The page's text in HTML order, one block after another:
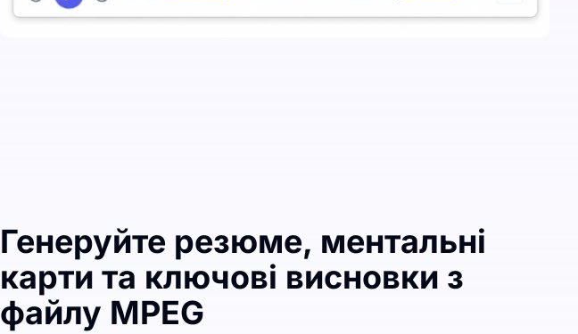
Генеруйте резюме, ментальні
карти та ключові висновки з
файлу MPEG